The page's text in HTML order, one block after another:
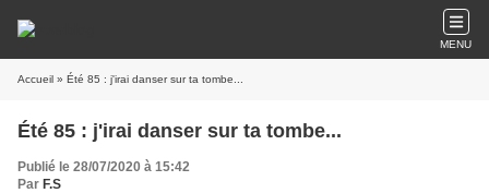
MENU
Accueil » Été 85 : j'irai danser sur ta tombe...
Été 85 : j'irai danser sur ta tombe...
Publié le 28/07/2020 à 15:42
Par F.S